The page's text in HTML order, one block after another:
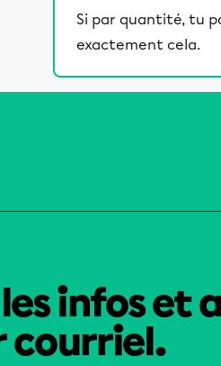
Si par quantité, tu
exactement cela.
infos et
courriel.